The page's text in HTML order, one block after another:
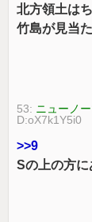
北方領土は
竹島が見当
53: ニューノ
D:oX7k1Y5i0
>>9
Sの上の方に